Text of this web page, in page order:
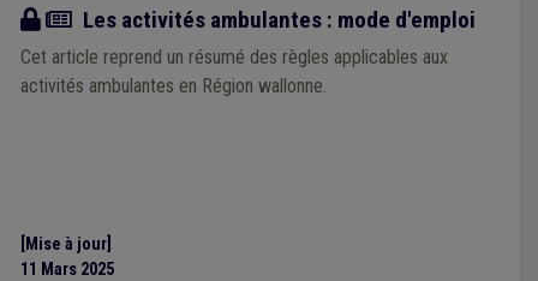
Article
Les activités ambulantes : mode d'emploi
Cet article reprend un résumé des règles applicables aux
activités ambulantes en Région wallonne.
[Mise à jour]
11 Mars 2025